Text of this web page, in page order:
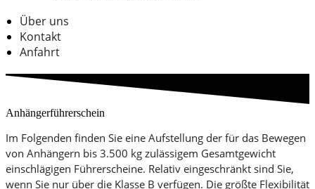
Über uns
Kontakt
Anfahrt
Anhängerführerschein
Im Folgenden finden Sie eine Aufstellung der für das Bewegen
von Anhängern bis 3.500 kg zulässigem Gesamtgewicht
einschlägigen Führerscheine. Relativ eingeschränkt sind Sie,
wenn Sie nur über die Klasse B verfügen. Die größte Flexibilität